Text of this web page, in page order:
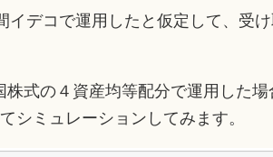
デコで運用したと仮定して、受
式の４資産均等配分で運用した
シミュレーションしてみます。